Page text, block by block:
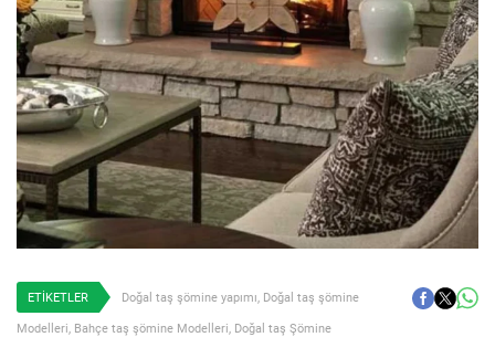
ETİKETLER Doğal taş şömine yapımı Doğal taş şömine
Modelleri Bahçe taş şömine Modelleri Doğal taş Şömine